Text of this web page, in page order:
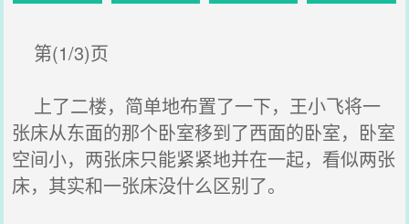
第(1/3)页
上了二楼，简单地布置了一下，王小飞将一
张床从东面的那个卧室移到了西面的卧室，卧室
空间小，两张床只能紧紧地并在一起，看似两张
床，其实和一张床没什么区别了。